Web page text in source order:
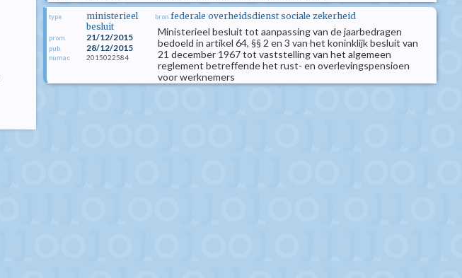
type
ministerieel
besluit
prom. 21/12/2015
pub. 28/12/2015
numac 2015022584
bron federale overheidsdienst sociale zekerheid
Ministerieel besluit tot aanpassing van de jaarbedragen
bedoeld in artikel 64, §§ 2 en 3 van het koninklijk besluit van
21 december 1967 tot vaststelling van het algemeen
reglement betreffende het rust- en overlevingspensioen
voor werknemers